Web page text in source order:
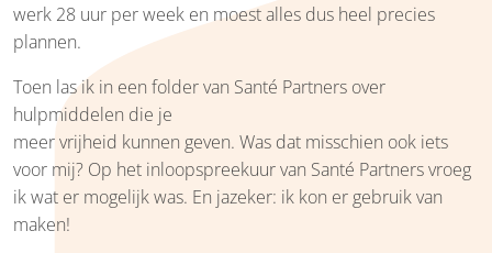
werk 28 uur per week en moest alles dus heel precies
plannen.
Toen las ik in een folder van Santé Partners over
hulpmiddelen die je
meer vrijheid kunnen geven. Was dat misschien ook iets
voor mij? Op het inloopspreekuur van Santé Partners vroeg
ik wat er mogelijk was. En jazeker: ik kon er gebruik van
maken!